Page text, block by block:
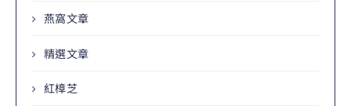
燕窩文章
精選文章
紅樟芝